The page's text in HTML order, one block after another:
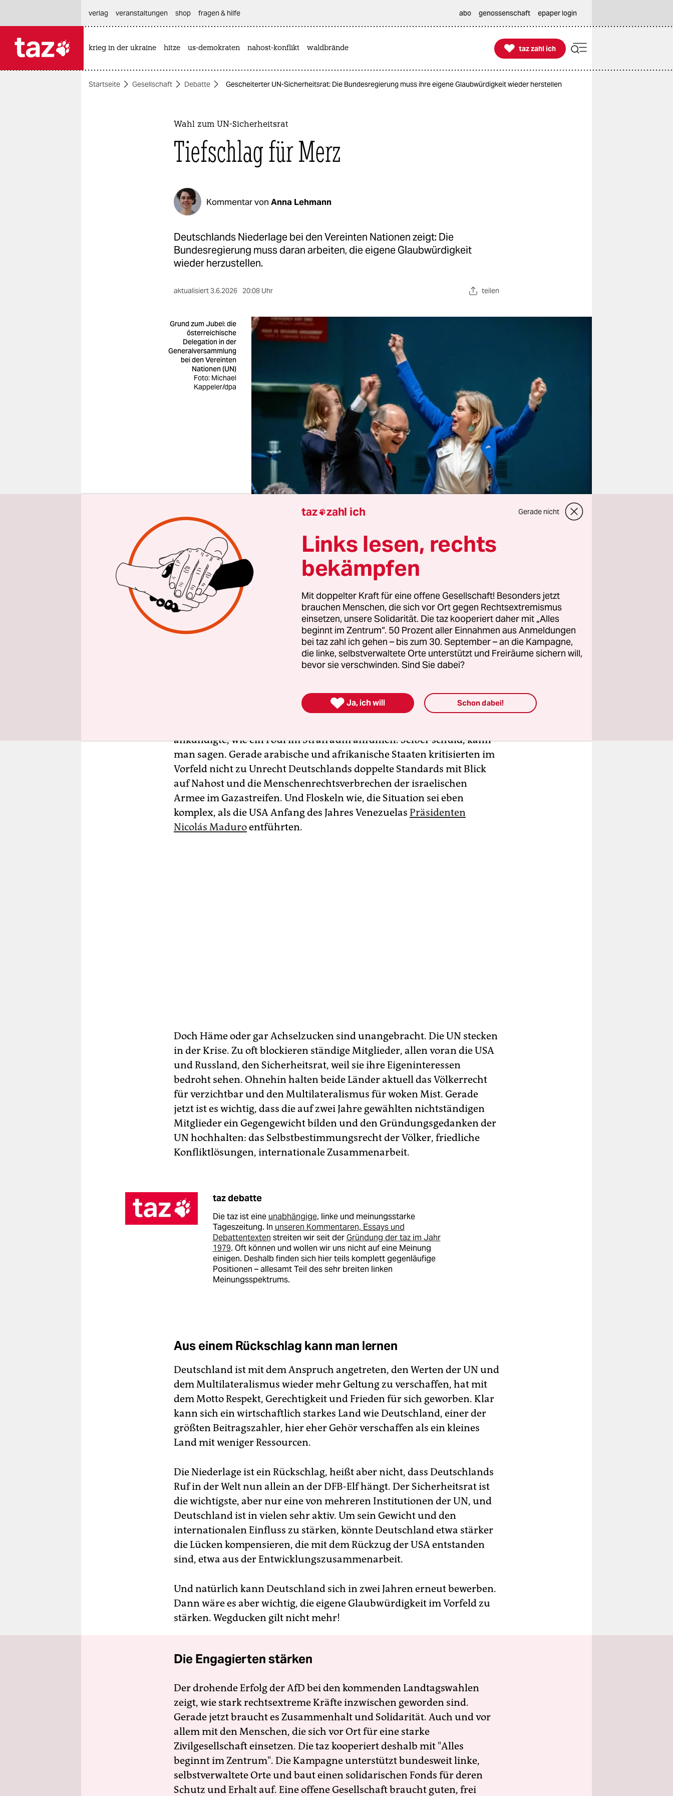
themen
verlag
veranstaltungen shop fragen & hilfe abo genossenschaft epaper login
krieg in der ukraine hitze us-demokraten nahost-konflikt waldbrände 
taz zahl ich
taz zahl ich
Startseite Gesellschaft Debatte Gescheiterter UN-Sicherheitsrat: Die Bundesregierung muss ihre eigene Glaubwürdigkeit wieder herstellen
Wahl zum UN-Sicherheitsrat
Tiefschlag für Merz
Kommentar von Anna Lehmann
Deutschlands Niederlage bei den Vereinten Nationen zeigt: Die
Bundesregierung muss daran arbeiten, die eigene Glaubwürdigkeit
wieder herzustellen.
aktualisiert3.6.2026 20:08 Uhr teilen
Grund zum Jubel: die
österreichische
Delegation in der
Generalversammlung
bei den Vereinten
Nationen (UN)
Foto: Michael
Kappeler/dpa
D eutschland hat alles gegeben – von Gummibärchen über
Picknickdecken bis zur diplomatischen Druckbetankung
durch AußenministerJohann Wadephul. Es hat nicht gereicht.
Bei der Abstimmung über einen nichtständigen Sitz im Sicherheitsrat
entschied sich die Welt gleich im ersten Wahlgang für Österreich statt
für Deutschland. Die Nummer 3 der Weltrangliste der mächtigen
Puh, dass muss sich für Kanzler Friedrich Merz, der selbstbewusst eine
ankündigte, wie ein Foul im Strafraum anfühlen. Selber schuld, kann
man sagen. Gerade arabische und afrikanische Staaten kritisierten im
Vorfeld nicht zu Unrecht Deutschlands doppelte Standards mit Blick
auf Nahost und die Menschenrechtsverbrechen der israelischen
Armee im Gazastreifen. Und Floskeln wie, die Situation sei eben
komplex, als die USA Anfang des Jahres Venezuelas Präsidenten
Nicolás Maduroentführten.
Doch Häme oder gar Achselzucken sind unangebracht. Die UN stecken
in der Krise. Zu oft blockieren ständige Mitglieder, allen voran die USA
und Russland, den Sicherheitsrat, weil sie ihre Eigeninteressen
bedroht sehen. Ohnehin halten beide Länder aktuell das Völkerrecht
für verzichtbar und den Multilateralismus für woken Mist. Gerade
jetzt ist es wichtig, dass die auf zwei Jahre gewählten nichtständigen
Mitglieder ein Gegengewicht bilden und den Gründungsgedanken der
UN hochhalten: das Selbstbestimmungsrecht der Völker, friedliche
Konfliktlösungen, internationale Zusammenarbeit.
taz debatte
Die taz ist eine unabhängige, linke und meinungsstarke
Tageszeitung. In unseren Kommentaren, Essays und
Debattentexten streiten wir seit derGründung der taz im Jahr
1979. Oft können und wollen wir uns nicht auf eine Meinung
einigen. Deshalb finden sich hier teils komplett gegenläufige
Positionen – allesamt Teil des sehr breiten linken
Meinungsspektrums.
Aus einem Rückschlag kann man lernen
Deutschland ist mit dem Anspruch angetreten, den Werten der UN und
dem Multilateralismus wieder mehr Geltung zu verschaffen, hat mit
dem Motto Respekt, Gerechtigkeit und Frieden für sich geworben. Klar
kann sich ein wirtschaftlich starkes Land wie Deutschland, einer der
größten Beitragszahler, hier eher Gehör verschaffen als ein kleines
Land mit weniger Ressourcen.
Die Niederlage ist ein Rückschlag, heißt aber nicht, dass Deutschlands
Ruf in der Welt nun allein an der DFB-Elf hängt. Der Sicherheitsrat ist
die wichtigste, aber nur eine von mehreren Institutionen der UN, und
Deutschland ist in vielen sehr aktiv. Um sein Gewicht und den
internationalen Einfluss zu stärken, könnte Deutschland etwa stärker
die Lücken kompensieren, die mit dem Rückzug der USA entstanden
sind, etwa aus der Entwicklungszusammenarbeit.
Und natürlich kann Deutschland sich in zwei Jahren erneut bewerben.
Dann wäre es aber wichtig, die eigene Glaubwürdigkeit im Vorfeld zu
stärken. Wegducken gilt nicht mehr!
Die Engagierten stärken
Der drohende Erfolg der AfD bei den kommenden Landtagswahlen
zeigt, wie stark rechtsextreme Kräfte inzwischen geworden sind.
Gerade jetzt braucht es Zusammenhalt und Solidarität. Auch und vor
allem mit den Menschen, die sich vor Ort für eine starke
Zivilgesellschaft einsetzen. Die taz kooperiert deshalb mit "Alles
beginnt im Zentrum". Die Kampagne unterstützt bundesweit linke,
selbstverwaltete Orte und baut einen solidarischen Fonds für deren
Schutz und Erhalt auf. Eine offene Gesellschaft braucht guten, frei
taz zahl ich Gerade nicht
Links lesen, rechts
bekämpfen
Mit doppelter Kraft für eine offene Gesellschaft! Besonders jetzt
brauchen Menschen, die sich vor Ort gegen Rechtsextremismus
einsetzen, unsere Solidarität. Die taz kooperiert daher mit „Alles
beginnt im Zentrum“. 50 Prozent aller Einnahmen aus Anmeldungen
bei taz zahl ich gehen – bis zum 30. September – an die Kampagne,
die linke, selbstverwaltete Orte unterstützt und Freiräume sichern will,
bevor sie verschwinden. Sind Sie dabei?
 Ja, ich will Schon dabei!